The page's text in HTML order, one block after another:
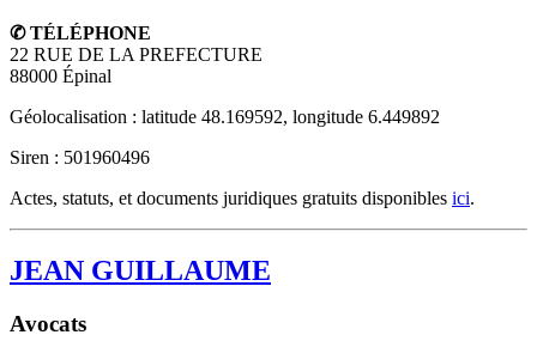
✆ TÉLÉPHONE
22 RUE DE LA PREFECTURE
88000 Épinal
Géolocalisation : latitude 48.169592, longitude 6.449892
Siren : 501960496
Actes, statuts, et documents juridiques gratuits disponibles ici.
JEAN GUILLAUME
Avocats